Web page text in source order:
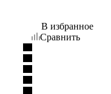
В избранное
Сравнить